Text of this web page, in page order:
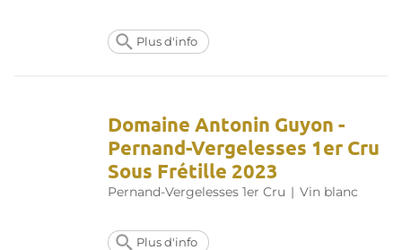
Plus d'info
Domaine Antonin Guyon -
Pernand-Vergelesses 1er Cru
Sous Frétille 2023
Pernand-Vergelesses 1er Cru | Vin blanc
Plus d'info